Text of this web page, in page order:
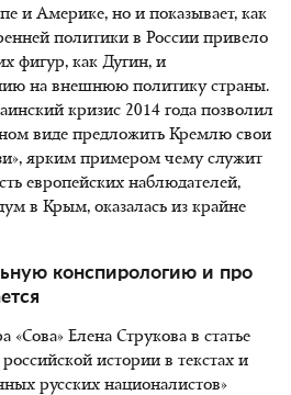
и Америке, но и показывает, как
политики в России привело
фигур, как Дугин, и
на внешнюю политику страны.
кризис 2014 года позволил
виде предложить Кремлю свои
ярким примером чему служит
европейских наблюдателей,
в Крым, оказалась из крайне
конспирологию и про
«Сова» Елена Струкова в статье
истории в текстах и
русских националистов»